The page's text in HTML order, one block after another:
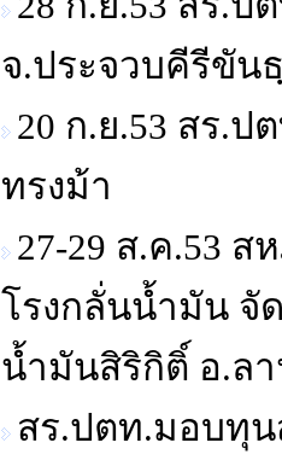
จ.ประจวบคีรีขัน
20 ก.ย.53 สร.
ทรงม้า
27-29 ส.ค.53 ส
โรงกลั่นน้ำมัน จั
น้ำมันสิริกิติ์ อ.ล
สร.ปตท.มอบทุ